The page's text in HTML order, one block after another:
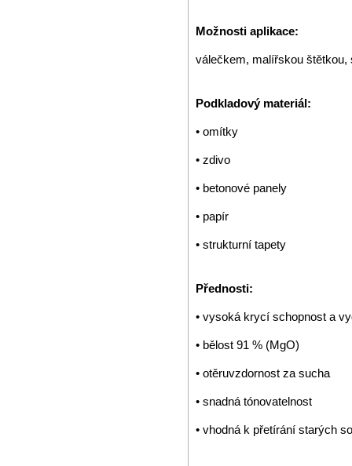
Možnosti aplikace:
válečkem, malířskou štětkou,
Podkladový materiál:
• omítky
• zdivo
• betonové panely
• papír
• strukturní tapety
Přednosti:
• vysoká krycí schopnost a
• bělost 91 % (MgO)
• otěruvzdornost za sucha
• snadná tónovatelnost
• vhodná k přetírání starých